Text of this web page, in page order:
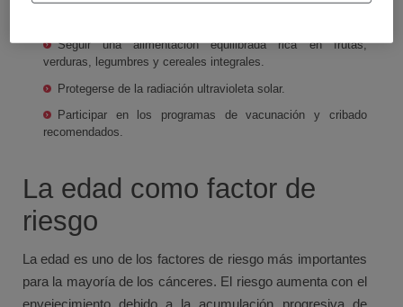
Seguir una alimentación equilibrada rica en frutas,
verduras, legumbres y cereales integrales.
Protegerse de la radiación ultravioleta solar.
Participar en los programas de vacunación y cribado
recomendados.
La edad como factor de
riesgo
La edad es uno de los factores de riesgo más importantes
para la mayoría de los cánceres. El riesgo aumenta con el
envejecimiento debido a la acumulación progresiva de